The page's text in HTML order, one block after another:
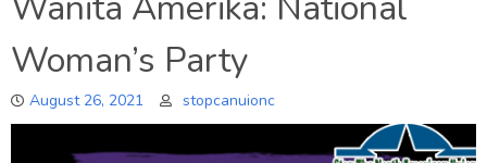
Woman’s Party
August 26, 2021 stopcanuionc